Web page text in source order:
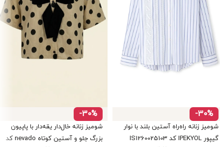
-30%
شومیز زنانه راه‌راه آستین بلند با نوار
گیپور IPEKYOL کد IS1260025103
-30%
شومیز زنانه خال‌دار یقه‌دار با پاپیون
بزرگ جلو و آستین کوتاه nevado کد